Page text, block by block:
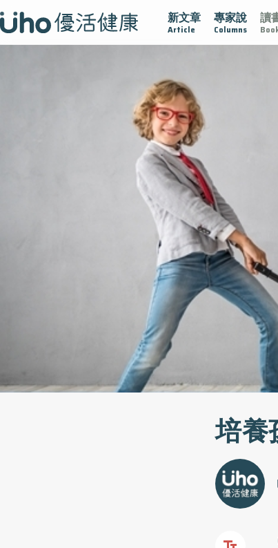
新文章
Article
專家說
Columns
讀
疫情保衛戰 再生醫學 愛的未來視 認識攝護腺
培